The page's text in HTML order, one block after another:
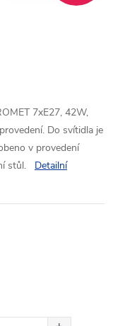
7xE27, 42W,
Do svítidla je
v provedení
stůl.
Detailní